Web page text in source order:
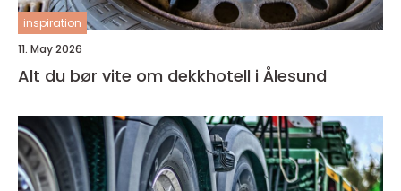
inspiration
11. May 2026
Alt du bør vite om dekkhotell i Ålesund